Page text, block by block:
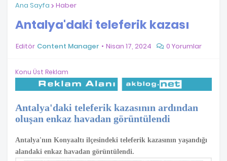
Ana Sayfa Haber
Antalya'daki teleferik kazası
Editör Content Manager Nisan 17, 2024 0 Yorumlar
Konu Üst Reklam
Antalya'daki teleferik kazasının ardından
oluşan enkaz havadan görüntülendi
Antalya'nın Konyaaltı ilçesindeki teleferik kazasının yaşandığı
alandaki enkaz havadan görüntülendi.